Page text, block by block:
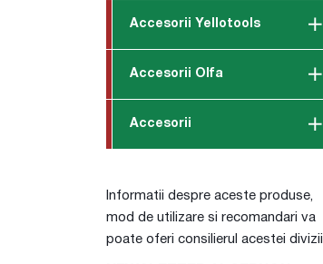
Accesorii Yellotools
Accesorii Olfa
Accesorii
Informatii despre aceste produse,
mod de utilizare si recomandari va
poate oferi consilierul acestei divizii